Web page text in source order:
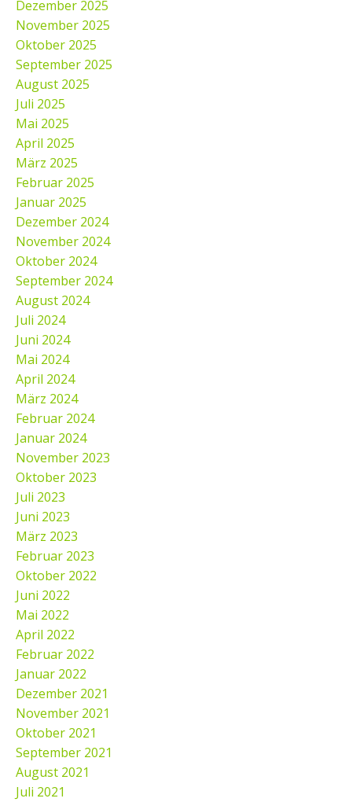
Dezember 2025
November 2025
Oktober 2025
September 2025
August 2025
Juli 2025
Mai 2025
April 2025
März 2025
Februar 2025
Januar 2025
Dezember 2024
November 2024
Oktober 2024
September 2024
August 2024
Juli 2024
Juni 2024
Mai 2024
April 2024
März 2024
Februar 2024
Januar 2024
November 2023
Oktober 2023
Juli 2023
Juni 2023
März 2023
Februar 2023
Oktober 2022
Juni 2022
Mai 2022
April 2022
Februar 2022
Januar 2022
Dezember 2021
November 2021
Oktober 2021
September 2021
August 2021
Juli 2021